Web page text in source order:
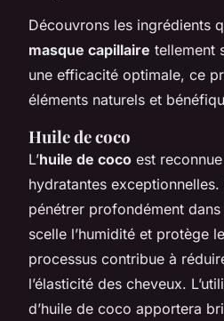
Découvrons les ingrédients
masque capillaire tellement
une efficacité optimale, ce
éléments naturels et
Huile de coco
L’huile de coco est
hydratantes
pénétrer profondément
scelle l’humidité et protège
processus contribue à
l’élasticité des cheveux.
d’huile de coco apportera